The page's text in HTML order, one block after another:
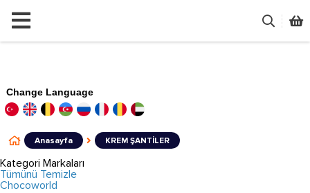
Change Language
Anasayfa KREM ŞANTİLER
Kategori Markaları
Tümünü Temizle
Chocoworld